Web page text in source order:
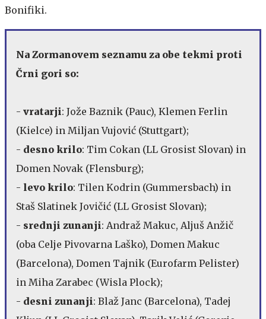
Bonifiki.
Na Zormanovem seznamu za obe tekmi proti
Črni gori so:
- vratarji: Jože Baznik (Pauc), Klemen Ferlin
(Kielce) in Miljan Vujović (Stuttgart);
- desno krilo: Tim Cokan (LL Grosist Slovan) in
Domen Novak (Flensburg);
- levo krilo: Tilen Kodrin (Gummersbach) in
Staš Slatinek Jovičić (LL Grosist Slovan);
- srednji zunanji: Andraž Makuc, Aljuš Anžič
(oba Celje Pivovarna Laško), Domen Makuc
(Barcelona), Domen Tajnik (Eurofarm Pelister)
in Miha Zarabec (Wisla Plock);
- desni zunanji: Blaž Janc (Barcelona), Tadej